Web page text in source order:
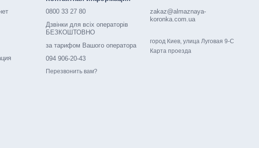
Бензорезы с алмазными цепями используют спасатели при разборе
на такие технические характеристики оснастки:
условий использования расходного материала);
0800 33 27 80
Дзвінки для всіх операторів
БЕЗКОШТОВНО
за тарифом Вашого оператора
094 906-20-43
Перезвонить вам?
zakaz@almaznaya-
koronka.com.ua
город Киев, улица Луговая 9-С
Карта проезда